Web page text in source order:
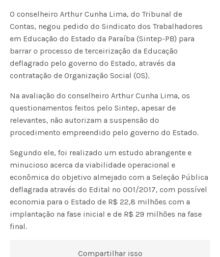
O conselheiro Arthur Cunha Lima, do Tribunal de
Contas, negou pedido do Sindicato dos Trabalhadores
em Educação do Estado da Paraíba (Sintep-PB) para
barrar o processo de terceirização da Educação
deflagrado pelo governo do Estado, através da
contratação de Organização Social (OS).
Na avaliação do conselheiro Arthur Cunha Lima, os
questionamentos feitos pelo Sintep, apesar de
relevantes, não autorizam a suspensão do
procedimento empreendido pelo governo do Estado.
Segundo ele, foi realizado um estudo abrangente e
minucioso acerca da viabilidade operacional e
econômica do objetivo almejado com a Seleção Pública
deflagrada através do Edital nº 001/2017, com possível
economia para o Estado de R$ 22,8 milhões com a
implantação na fase inicial e de R$ 29 milhões na fase
final.
Compartilhar isso